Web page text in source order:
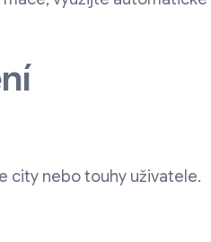
city nebo touhy uživatele.